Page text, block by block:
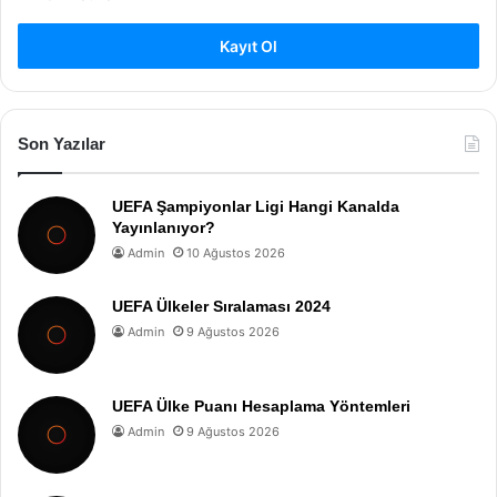
Kayıt Ol
Son Yazılar
UEFA Şampiyonlar Ligi Hangi Kanalda
Yayınlanıyor?
Admin 10 Ağustos 2026
UEFA Ülkeler Sıralaması 2024
Admin 9 Ağustos 2026
UEFA Ülke Puanı Hesaplama Yöntemleri
Admin 9 Ağustos 2026